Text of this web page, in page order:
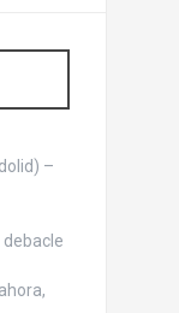
–
debacle